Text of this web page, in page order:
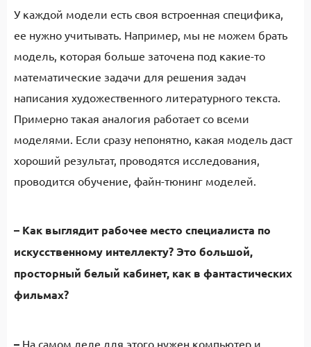
У каждой модели есть своя встроенная специфика,
ее нужно учитывать. Например, мы не можем брать
модель, которая больше заточена под какие-то
математические задачи для решения задач
написания художественного литературного текста.
Примерно такая аналогия работает со всеми
моделями. Если сразу непонятно, какая модель даст
хороший результат, проводятся исследования,
проводится обучение, файн-тюнинг моделей.
– Как выглядит рабочее место специалиста по
искусственному интеллекту? Это большой,
просторный белый кабинет, как в фантастических
фильмах?
– На самом деле для этого нужен компьютер и